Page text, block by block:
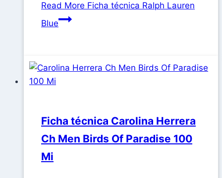
Read More Ficha técnica Ralph Lauren
Blue
Ficha técnica Carolina Herrera
Ch Men Birds Of Paradise 100
Mi